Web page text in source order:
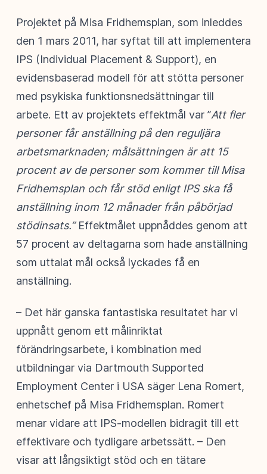
Projektet på Misa Fridhemsplan, som inleddes
den 1 mars 2011, har syftat till att implementera
IPS (Individual Placement & Support), en
evidensbaserad modell för att stötta personer
med psykiska funktionsnedsättningar till
arbete. Ett av projektets effektmål var ”Att fler
personer får anställning på den reguljära
arbetsmarknaden; målsättningen är att 15
procent av de personer som kommer till Misa
Fridhemsplan och får stöd enligt IPS ska få
anställning inom 12 månader från påbörjad
stödinsats.” Effektmålet uppnåddes genom att
57 procent av deltagarna som hade anställning
som uttalat mål också lyckades få en
anställning.
– Det här ganska fantastiska resultatet har vi
uppnått genom ett målinriktat
förändringsarbete, i kombination med
utbildningar via Dartmouth Supported
Employment Center i USA säger Lena Romert,
enhetschef på Misa Fridhemsplan. Romert
menar vidare att IPS-modellen bidragit till ett
effektivare och tydligare arbetssätt. – Den
visar att långsiktigt stöd och en tätare